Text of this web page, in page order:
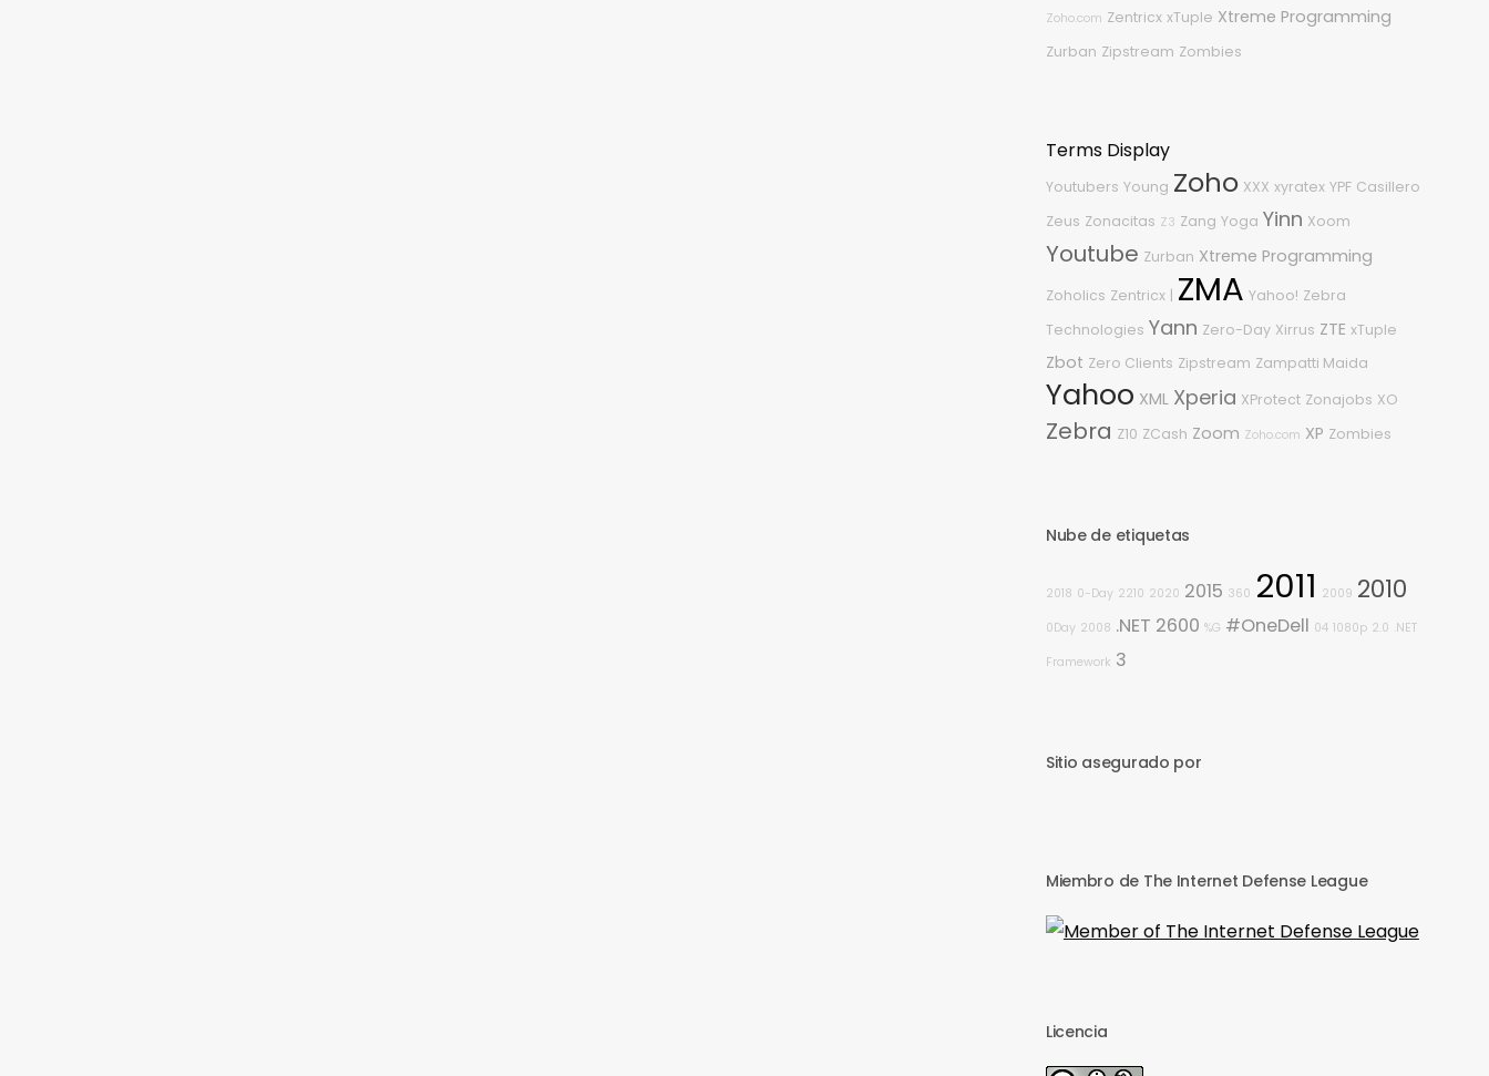
Zoho.com Zentricx xTuple Xtreme Programming
Zurban Zipstream Zombies
Terms Display
Youtubers Young Zoho XXX xyratex YPF Casillero
Zeus Zonacitas Z3 Zang Yoga Yinn Xoom
Youtube Zurban Xtreme Programming
Zoholics Zentricx | ZMA Yahoo! Zebra
Technologies Yann Zero-Day Xirrus ZTE xTuple
Zbot Zero Clients Zipstream Zampatti Maida
Yahoo XML Xperia XProtect Zonajobs XO
Zebra Z10 ZCash Zoom Zoho.com XP Zombies
Nube de etiquetas
2018 0-Day 2210 2020 2015 360 2011 2009 2010
0Day 2008 .NET 2600 %G #OneDell 04 1080p 2.0 .NET
Framework 3
Sitio asegurado por
Miembro de The Internet Defense League
Licencia